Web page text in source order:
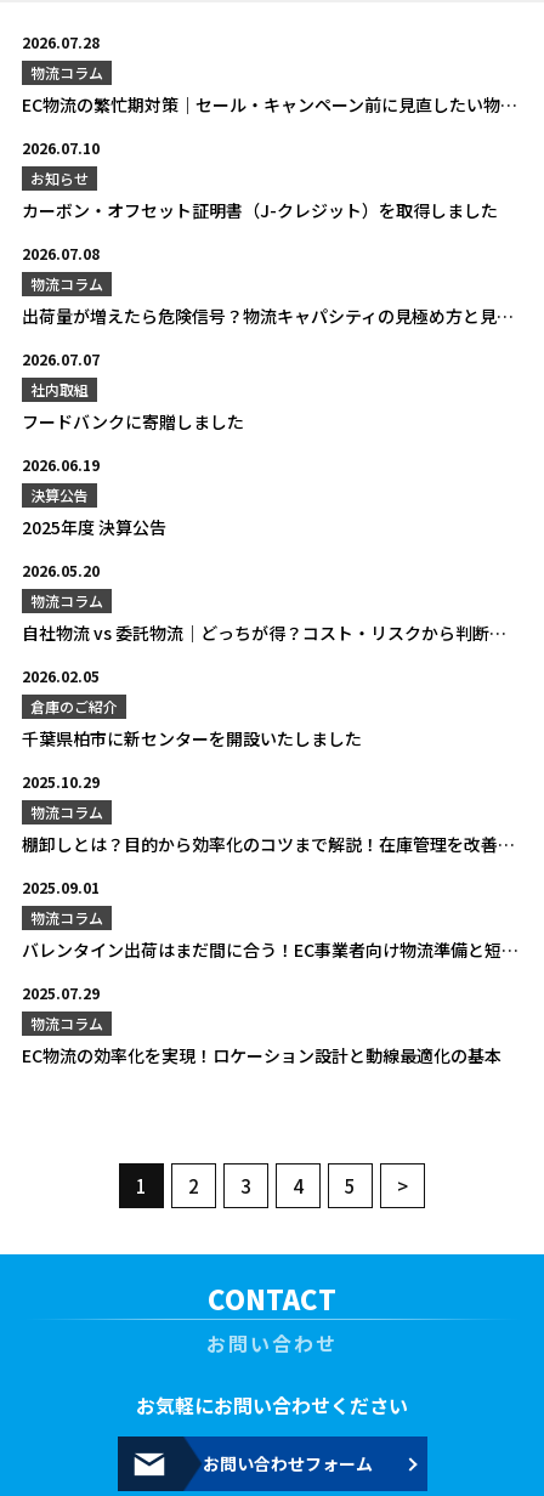
2026.07.28
物流コラム
EC物流の繁忙期対策｜セール・キャンペーン前に見直したい物流準備と発送遅延を防ぐポイント
2026.07.10
お知らせ
カーボン・オフセット証明書（J-クレジット）を取得しました
2026.07.08
物流コラム
出荷量が増えたら危険信号？物流キャパシティの見極め方と見直しのタイミングを解説
2026.07.07
社内取組
フードバンクに寄贈しました
2026.06.19
決算公告
2025年度 決算公告
2026.05.20
物流コラム
自社物流 vs 委託物流｜どっちが得？コスト・リスクから判断基準まで徹底比較
2026.02.05
倉庫のご紹介
千葉県柏市に新センターを開設いたしました
2025.10.29
物流コラム
棚卸しとは？目的から効率化のコツまで解説！在庫管理を改善する第一歩
2025.09.01
物流コラム
バレンタイン出荷はまだ間に合う！EC事業者向け物流準備と短期委託活用法
2025.07.29
物流コラム
EC物流の効率化を実現！ロケーション設計と動線最適化の基本
1 2 3 4 5 >
CONTACT
お問い合わせ
お気軽にお問い合わせください
お問い合わせフォーム